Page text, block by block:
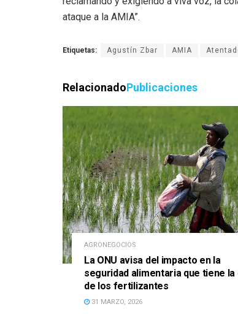
ataque a la AMIA”.
Etiquetas: Agustín Zbar AMIA
RelacionadoPublicaciones
AGRONEGOCIOS
La ONU avisa del impacto en la
seguridad alimentaria que tiene la
de los fertilizantes
31 MARZO, 2026